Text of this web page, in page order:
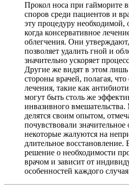
Прокол носа при гайморите
споров среди пациентов и
эту процедуру необходимой,
когда консервативное
облегчения. Они
позволяет удалить гной и
значительно ускоряет
Другие же видят в этом лишь
стороны врачей, полагая,
лечения, такие как
могут быть столь же
инвазивного
делятся своим опытом,
почувствовали значительное
некоторые жалуются на
длительное восстановление.
решение о необходимости
врачом и зависит от
особенностей каждого